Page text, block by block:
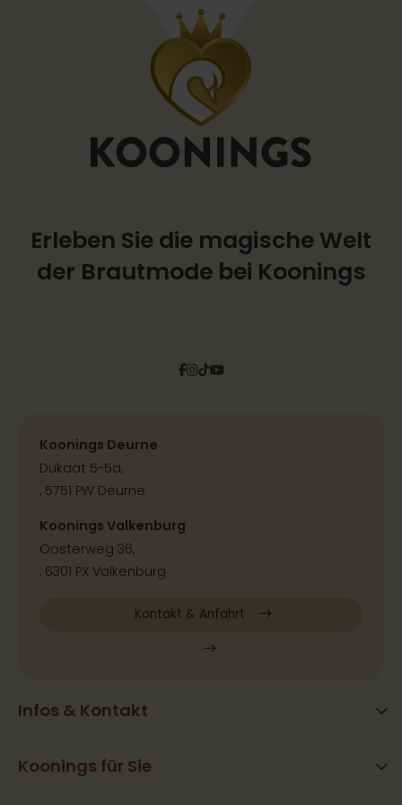
Erleben Sie die magische Welt
der Brautmode bei Koonings
Facebook
Instagram
TiktokPinterest
YouTube
Infos & Kontakt
Häufig gestellte Fragen
Koonings für Sie
Koonings Deurne
Dukaat 5-5a,
, 5751 PW Deurne
Koonings Valkenburg
Oosterweg 36,
, 6301 PX Valkenburg
Kontakt & Anfahrt